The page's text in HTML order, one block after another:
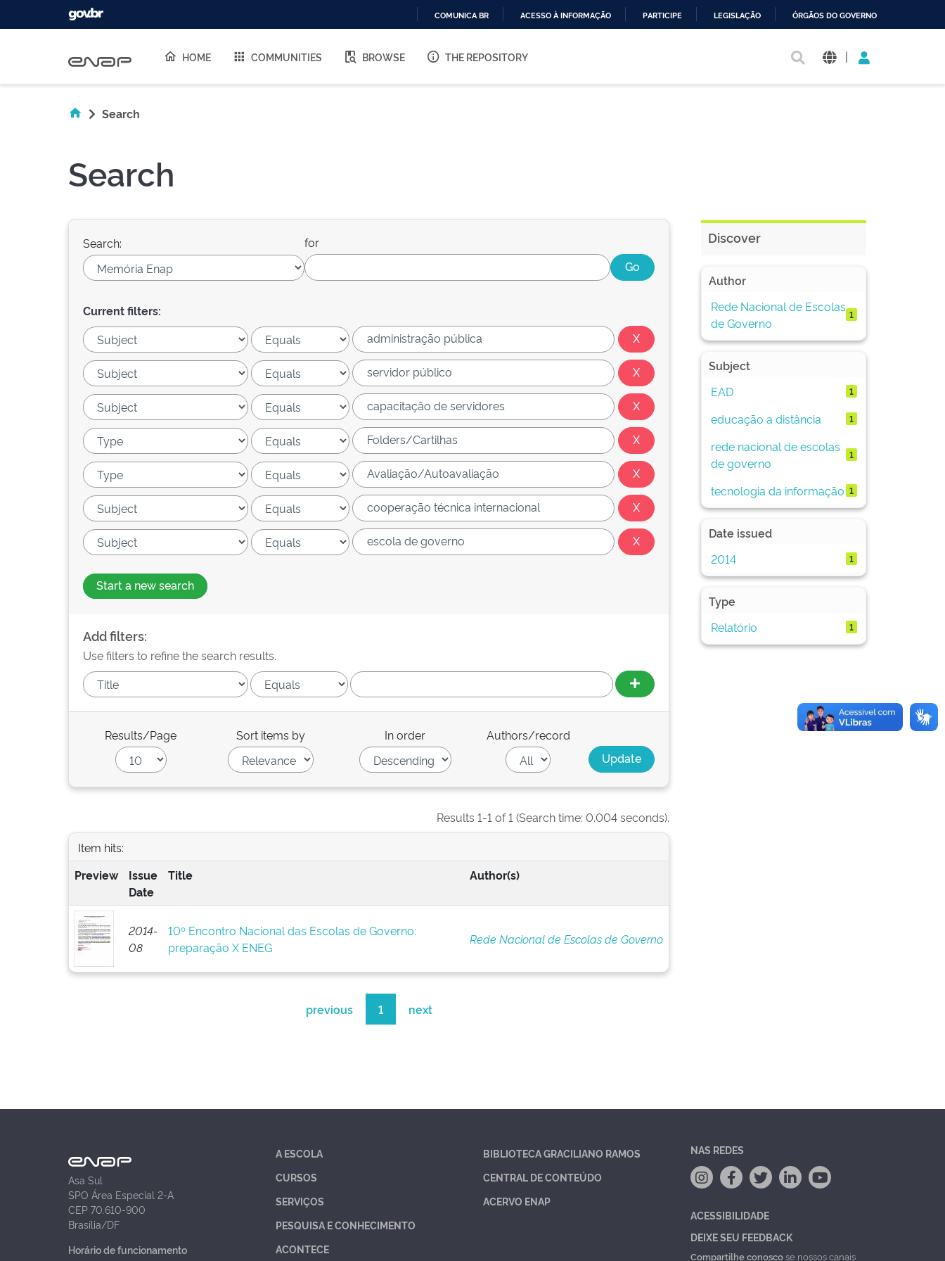
O
COMUNICA BR ACESSO À INFORMAÇÃO PARTICIPE LEGISLAÇÃO ÓRGÃOS DO GOVERNO
HOME COMMUNITIES BROWSE THE REPOSITORY |
Search
Search
Search: for
Current filters:
Start a new search
Add filters:
Use filters to refine the search results.
Results/Page Sort items by In order Authors/record
Results 1-1 of 1 (Search time: 0.004 seconds).
Item hits:
Preview
Issue
Date
Title Author(s)
2014-
08
10º Encontro Nacional das Escolas de Governo:
preparação X ENEG
Rede Nacional de Escolas de Governo
previous 1 next
Discover
Author
Rede Nacional de Escolas
de Governo
1
Subject
EAD
1
educação a distância 1
rede nacional de escolas
de governo
1
tecnologia da informação 1
Date issued
2014
1
Type
Relatório
1
Asa Sul
SPO Área Especial 2-A
CEP 70.610-900
Brasília/DF
Horário de funcionamento
A ESCOLA
CURSOS
SERVIÇOS
PESQUISA E CONHECIMENTO
ACONTECE
BIBLIOTECA GRACILIANO RAMOS
CENTRAL DE CONTEÚDO
ACERVO ENAP
NAS REDES
ACESSIBILIDADE
DEIXE SEU FEEDBACK
Compartilhe conoscose nossos canais